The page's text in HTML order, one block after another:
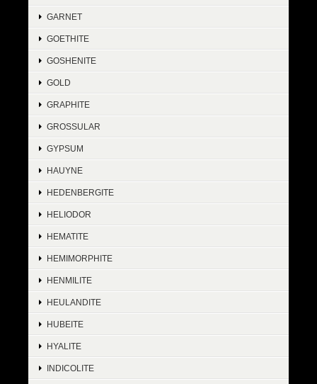
GARNET
GOETHITE
GOSHENITE
GOLD
GRAPHITE
GROSSULAR
GYPSUM
HAUYNE
HEDENBERGITE
HELIODOR
HEMATITE
HEMIMORPHITE
HENMILITE
HEULANDITE
HUBEITE
HYALITE
INDICOLITE